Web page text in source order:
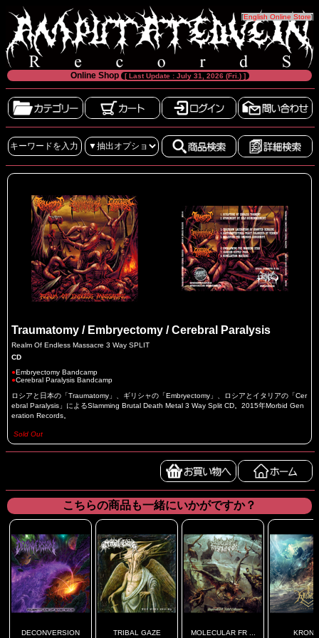
[English Online Store]
Online Shop [ Last Update : July 31, 2026 (Fri.) ]
Traumatomy / Embryectomy / Cerebral Paralysis
Realm Of Endless Massacre 3 Way SPLIT
CD
●Embryectomy Bandcamp
●Cerebral Paralysis Bandcamp
ロシアと日本の「Traumatomy」、ギリシャの「Embryectomy」、ロシアとイタリアの「Cer
ebral Paralysis」によるSlamming Brutal Death Metal 3 Way Split CD。2015年Morbid Gen
eration Records。
Sold Out
こちらの商品も一緒にいかがですか？
DECONVERSION TRIBAL GAZE MOLECULAR FR ...